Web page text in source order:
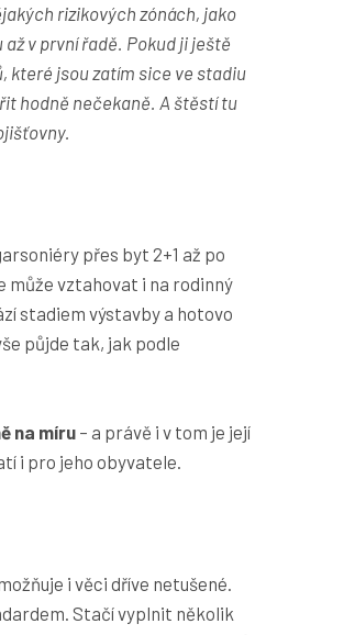
rizikových zónách, jako
v první řadě. Pokud ji ještě
které jsou zatím sice ve stadiu
hodně nečekaně. A štěstí tu
přes byt 2+1 až po
může vztahovat i na rodinný
stadiem výstavby a hotovo
půjde tak, jak podle
na míru – a právě i v tom je její
i pro jeho obyvatele.
i věci dříve netušené.
Stačí vyplnit několik